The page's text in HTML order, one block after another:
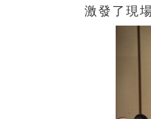
激發了現